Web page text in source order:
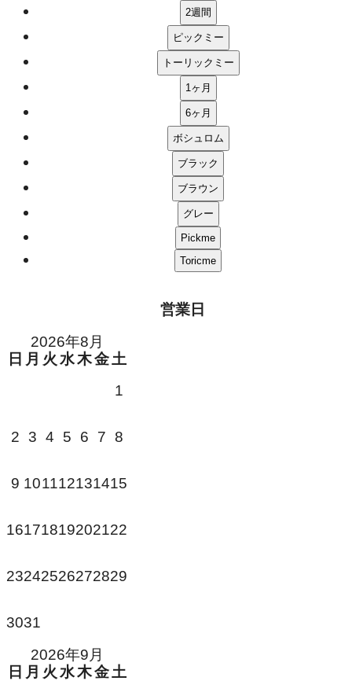
営業日
2026年8月
日 月 火 水木金 土
1
2 3 4 5 6 7 8
9 101112131415
16171819202122
23242526272829
3031
2026年9月
日 月 火 水木金 土